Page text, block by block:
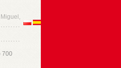
700